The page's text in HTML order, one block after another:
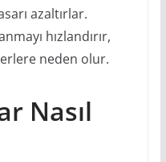
azaltırlar.
hızlandırır,
neden olur.
Nasıl